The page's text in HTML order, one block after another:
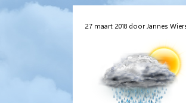
27 maart 2018 door Jannes